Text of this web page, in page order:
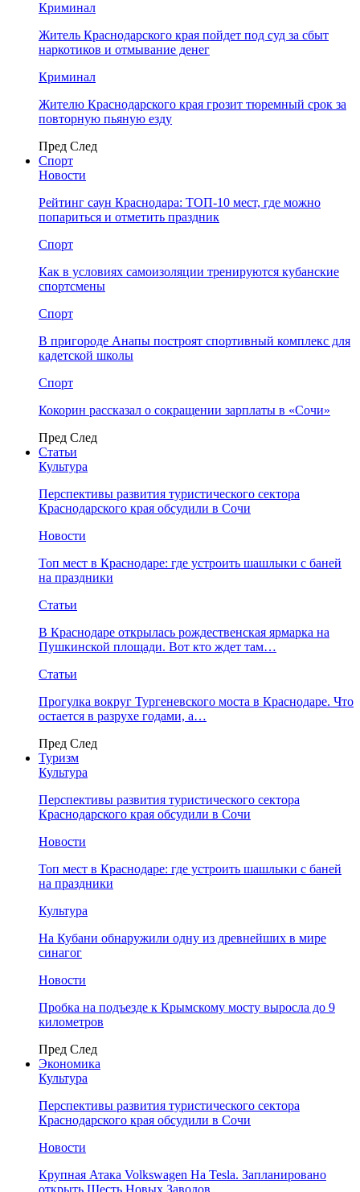
Криминал
Житель Краснодарского края пойдет под суд за сбыт
наркотиков и отмывание денег
Криминал
Жителю Краснодарского края грозит тюремный срок за
повторную пьяную езду
Пред След
Спорт
Новости
Рейтинг саун Краснодара: ТОП-10 мест, где можно
попариться и отметить праздник
Спорт
Как в условиях самоизоляции тренируются кубанские
спортсмены
Спорт
В пригороде Анапы построят спортивный комплекс для
кадетской школы
Спорт
Кокорин рассказал о сокращении зарплаты в «Сочи»
Пред След
Статьи
Культура
Перспективы развития туристического сектора
Краснодарского края обсудили в Сочи
Новости
Топ мест в Краснодаре: где устроить шашлыки с баней
на праздники
Статьи
В Краснодаре открылась рождественская ярмарка на
Пушкинской площади. Вот кто ждет там…
Статьи
Прогулка вокруг Тургеневского моста в Краснодаре. Что
остается в разрухе годами, а…
Пред След
Туризм
Культура
Перспективы развития туристического сектора
Краснодарского края обсудили в Сочи
Новости
Топ мест в Краснодаре: где устроить шашлыки с баней
на праздники
Культура
На Кубани обнаружили одну из древнейших в мире
синагог
Новости
Пробка на подъезде к Крымскому мосту выросла до 9
километров
Пред След
Экономика
Культура
Перспективы развития туристического сектора
Краснодарского края обсудили в Сочи
Новости
Крупная Атака Volkswagen На Tesla. Запланировано
открыть Шесть Новых Заводов